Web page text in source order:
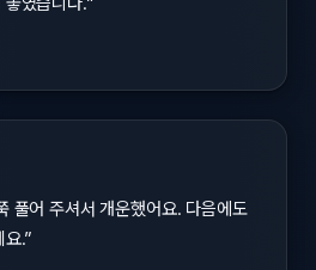
풀어 주셔서 개운했어요. 다음에도
.”